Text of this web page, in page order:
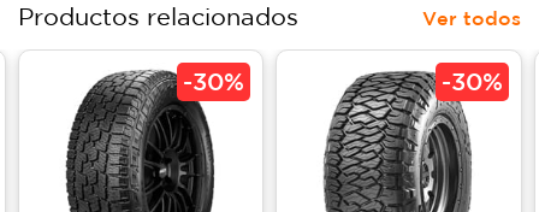
Productos relacionados Ver todos
-30% -30%